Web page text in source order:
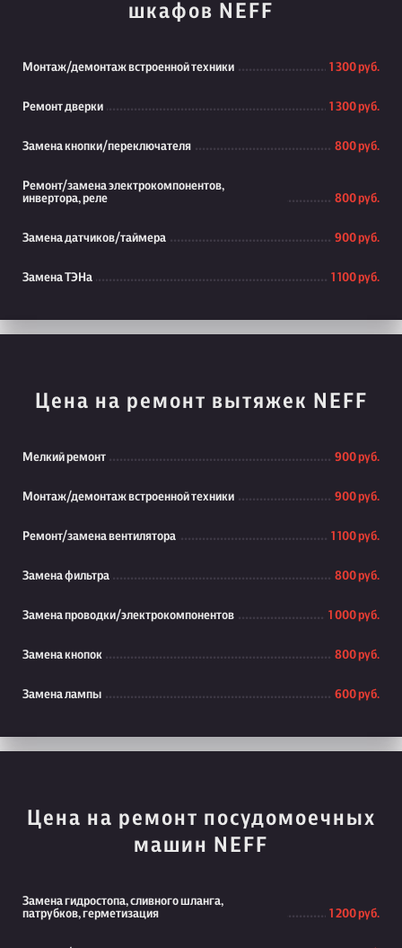
шкафов NEFF
Монтаж/демонтаж встроенной техники 1 300 руб.
Ремонт дверки 1 300 руб.
Замена кнопки/переключателя 800 руб.
Ремонт/замена электрокомпонентов,
инвертора, реле
800 руб.
Замена датчиков/таймера 900 руб.
Замена ТЭНа 1 100 руб.
Цена на ремонт вытяжек NEFF
Мелкий ремонт 900 руб.
Монтаж/демонтаж встроенной техники 900 руб.
Ремонт/замена вентилятора 1 100 руб.
Замена фильтра 800 руб.
Замена проводки/электрокомпонентов 1 000 руб.
Замена кнопок 800 руб.
Замена лампы 600 руб.
Цена на ремонт посудомоечных
машин NEFF
Замена гидростопа, сливного шланга,
патрубков, герметизация
1 200 руб.